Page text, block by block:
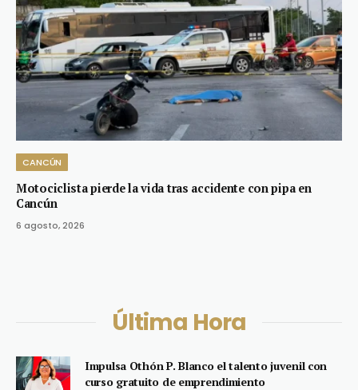
CANCÚN
Motociclista pierde la vida tras accidente con pipa en
Cancún
6 agosto, 2026
Última Hora
Impulsa Othón P. Blanco el talento juvenil con
curso gratuito de emprendimiento